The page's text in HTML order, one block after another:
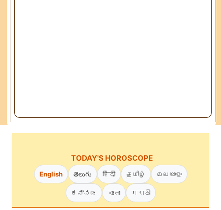
TODAY'S HOROSCOPE
English తెలుగు हिंदी தமிழ் മലയാളം
ಕನ್ನಡ বাংলা मराठी